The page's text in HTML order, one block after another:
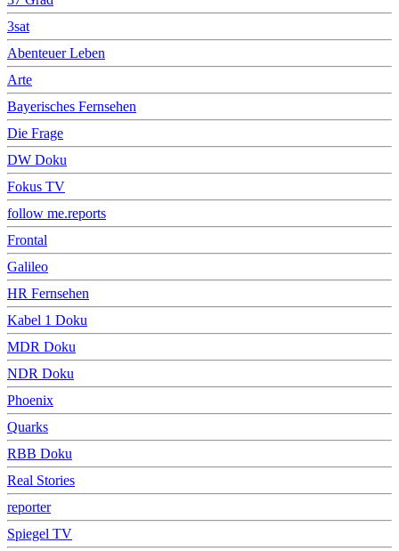
3sat
Abenteuer Leben
Arte
Bayerisches Fernsehen
Die Frage
DW Doku
Fokus TV
follow me.reports
Frontal
Galileo
HR Fernsehen
Kabel 1 Doku
MDR Doku
NDR Doku
Phoenix
Quarks
RBB Doku
Real Stories
reporter
Spiegel TV